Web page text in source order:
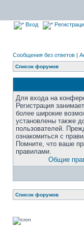
Вход
Сообщения без ответов |
Список форумов
Для входа на
Регистрация
более широкие
установлены также
пользователей.
ознакомиться с
Помните, что ваше
правилами.
Общие
Список форумов